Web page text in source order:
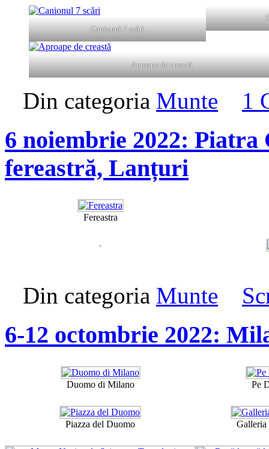
Canionul 7 scări
Aproape de creastă
Din categoria Munte 1
6 noiembrie 2022:
fereastră, Lanțuri
Fereastra
Din categoria Munte
6-12 octombrie 2022:
Duomo di Milano Pe
Piazza del Duomo